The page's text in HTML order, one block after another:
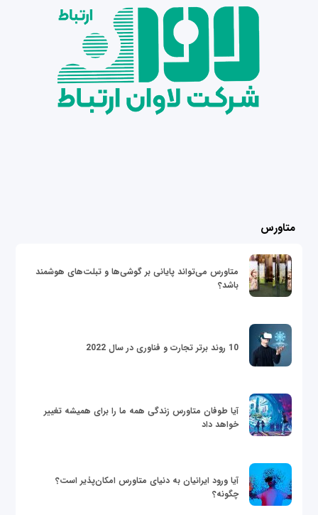
متاورس
متاورس می‌تواند پایانی بر گوشی‌ها و تبلت‌های هوشمند
باشد؟
10 روند برتر تجارت و فناوری در سال 2022
آیا طوفان متاورس زندگی همه ما را برای همیشه تغییر
خواهد داد
آیا ورود ایرانیان به دنیای متاورس امکان‌پذیر است؟
چگونه؟